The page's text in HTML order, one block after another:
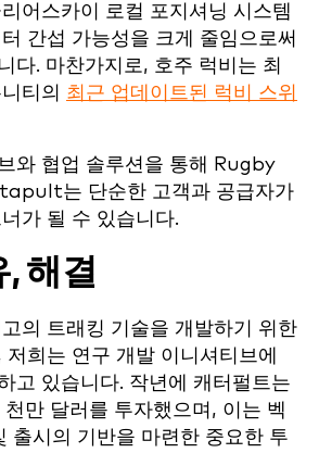
어스카이 로컬 포지셔닝 시스템
간섭 가능성을 크게 줄임으로써
다. 마찬가지로, 호주 럭비는 최
티의 최근 업데이트된 럭비 스위
와 협업 솔루션을 통해 Rugby
는 단순한 고객과 공급자가
가 될 수 있습니다.
, 해결
의 트래킹 기술을 개발하기 위한
희는 연구 개발 이니셔티브에
고 있습니다. 작년에 캐터펄트는
만 달러를 투자했으며, 이는 벡
출시의 기반을 마련한 중요한 투